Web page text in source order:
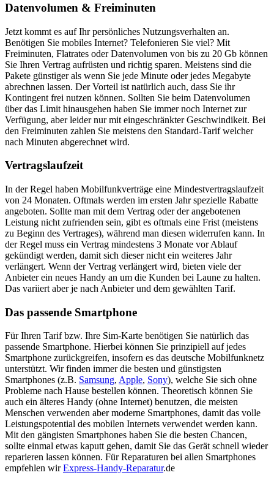
Datenvolumen & Freiminuten
Jetzt kommt es auf Ihr persönliches Nutzungsverhalten an.
Benötigen Sie mobiles Internet? Telefonieren Sie viel? Mit
Freiminuten, Flatrates oder Datenvolumen von bis zu 20 Gb können
Sie Ihren Vertrag aufrüsten und richtig sparen. Meistens sind die
Pakete günstiger als wenn Sie jede Minute oder jedes Megabyte
abrechnen lassen. Der Vorteil ist natürlich auch, dass Sie ihr
Kontingent frei nutzen können. Sollten Sie beim Datenvolumen
über das Limit hinausgehen haben Sie immer noch Internet zur
Verfügung, aber leider nur mit eingeschränkter Geschwindikeit. Bei
den Freiminuten zahlen Sie meistens den Standard-Tarif welcher
nach Minuten abgerechnet wird.
Vertragslaufzeit
In der Regel haben Mobilfunkverträge eine Mindestvertragslaufzeit
von 24 Monaten. Oftmals werden im ersten Jahr spezielle Rabatte
angeboten. Sollte man mit dem Vertrag oder der angebotenen
Leistung nicht zufrienden sein, gibt es oftmals eine Frist (meistens
zu Beginn des Vertrages), während man diesen widerrufen kann. In
der Regel muss ein Vertrag mindestens 3 Monate vor Ablauf
gekündigt werden, damit sich dieser nicht ein weiteres Jahr
verlängert. Wenn der Vertrag verlängert wird, bieten viele der
Anbieter ein neues Handy an um die Kunden bei Laune zu halten.
Das variiert aber je nach Anbieter und dem gewählten Tarif.
Das passende Smartphone
Für Ihren Tarif bzw. Ihre Sim-Karte benötigen Sie natürlich das
passende Smartphone. Hierbei können Sie prinzipiell auf jedes
Smartphone zurückgreifen, insofern es das deutsche Mobilfunknetz
unterstützt. Wir finden immer die besten und günstigsten
Smartphones (z.B. Samsung, Apple, Sony), welche Sie sich ohne
Probleme nach Hause bestellen können. Theoretisch können Sie
auch ein älteres Handy (ohne Internet) benutzen, die meisten
Menschen verwenden aber moderne Smartphones, damit das volle
Leistungspotential des mobilen Internets verwendet werden kann.
Mit den gängisten Smartphones haben Sie die besten Chancen,
sollte einmal etwas kaputt gehen, damit Sie das Gerät schnell wieder
reparieren lassen können. Für Reparaturen bei allen Smartphones
empfehlen wirExpress-Handy-Reparatur.de